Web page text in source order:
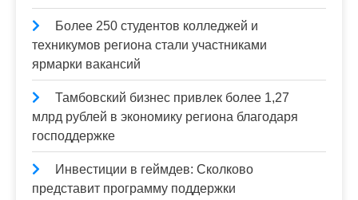
Более 250 студентов колледжей и
техникумов региона стали участниками
ярмарки вакансий
Тамбовский бизнес привлек более 1,27
млрд рублей в экономику региона благодаря
господдержке
Инвестиции в геймдев: Сколково
представит программу поддержки